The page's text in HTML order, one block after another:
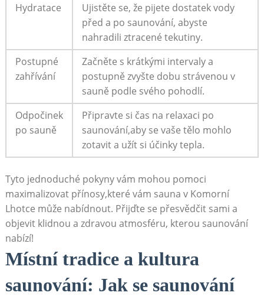
Hydratace
Ujistěte se, že pijete dostatek vody
před a po saunování, abyste
nahradili ztracené tekutiny.
Postupné
zahřívání
Začněte s krátkými intervaly a
postupně zvyšte dobu strávenou v
sauně podle svého pohodlí.
Odpočinek
po sauně
Připravte si čas na relaxaci po
saunování,aby se vaše tělo mohlo
zotavit a užít si účinky tepla.
Tyto jednoduché pokyny vám mohou pomoci
maximalizovat přínosy,které vám sauna v Komorní
Lhotce může nabídnout. Přijďte se přesvědčit sami a
objevit klidnou a zdravou atmosféru, kterou saunování
nabízí!
Místní tradice a kultura
saunování: Jak se saunování